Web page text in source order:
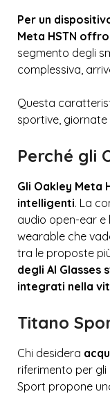
Per un
Meta HSTN
segmento degli
complessiva,
Questa
sportive, giornate
Perché gli
Gli Oakley Meta
intelligenti. La
audio open-ear
wearable che
tra le proposte
degli AI
integrati nella
Titano
Chi desidera
riferimento per
Sport propone